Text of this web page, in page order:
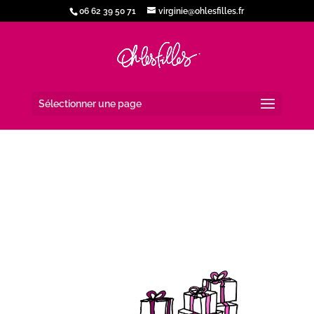
06 62 39 50 71 virginie@ohlesfilles.fr
Sélectionner une page